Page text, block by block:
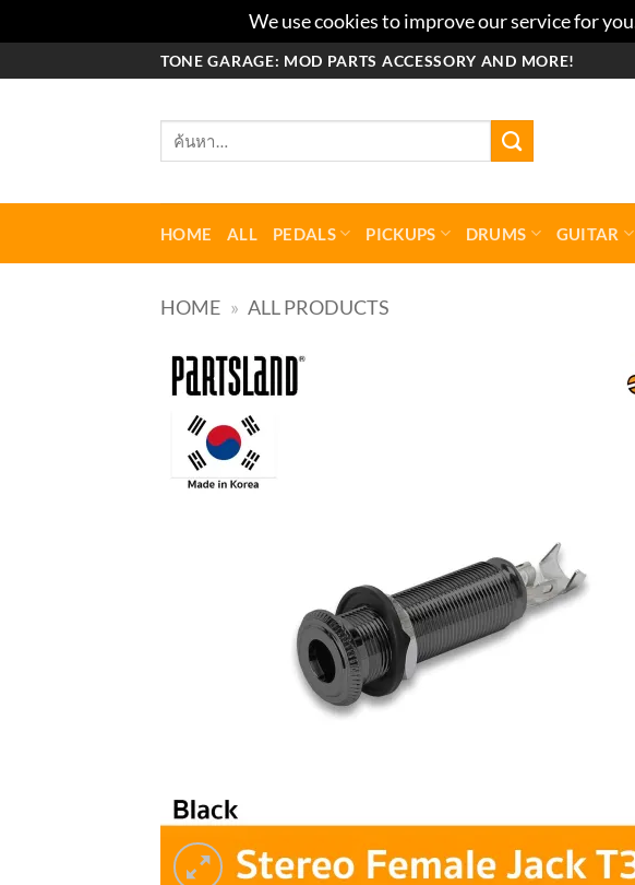
We use cookies to improve our service for
TONE GARAGE: MOD PARTS ACCESSORY AND MORE!
ค้นหา:
HOME ALL PEDALS PICKUPS DRUMS GUITAR
HOME » ALL PRODUCTS